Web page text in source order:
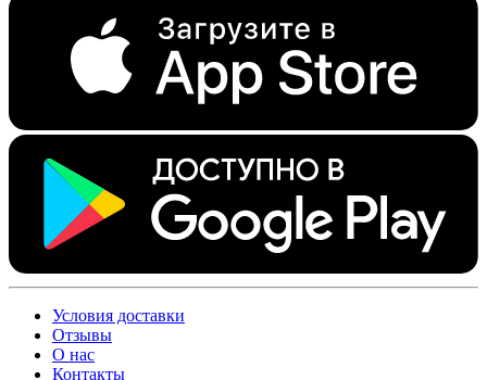
Условия доставки
Отзывы
О нас
Контакты